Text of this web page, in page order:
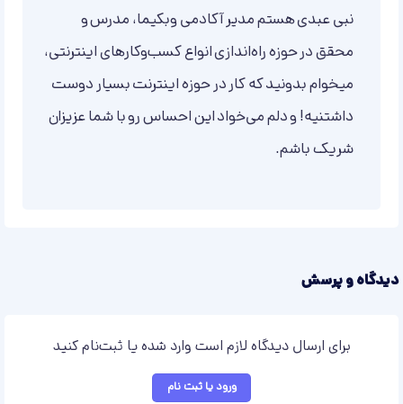
نبی عبدی هستم مدیر آکادمی وبکیما، مدرس و
محقق در حوزه راه‌اندازی انواع کسب‌وکارهای اینترنتی،
میخوام بدونید که کار در حوزه اینترنت بسیار دوست
داشتنیه! و دلم می‌خواد این احساس رو با شما عزیزان
شریک باشم.
دیدگاه و پرسش
برای ارسال دیدگاه لازم است وارد شده یا ثبت‌نام کنید
ورود یا ثبت نام